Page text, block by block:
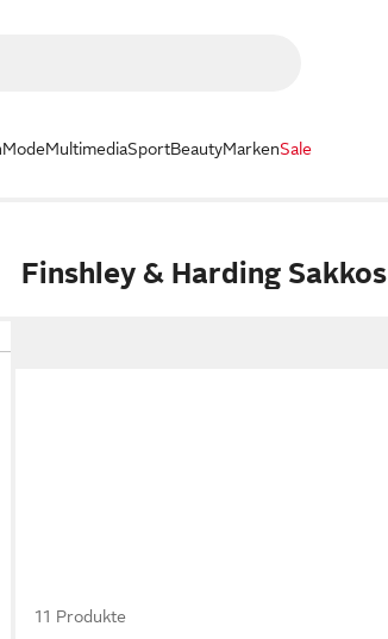
ModeMultimediaSportBeautyMarkenSale
Finshley & Harding Sakkos
11 Produkte